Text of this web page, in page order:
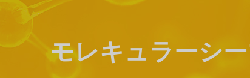
モレキュラーシ